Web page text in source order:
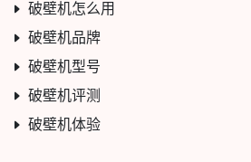
破壁机怎么用
破壁机品牌
破壁机型号
破壁机评测
破壁机体验